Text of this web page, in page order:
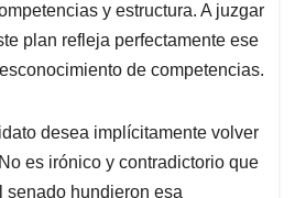
y estructura. A juzgar
plan refleja perfectamente ese
de competencias.
desea implícitamente volver
es irónico y contradictorio que
senado hundieron esa